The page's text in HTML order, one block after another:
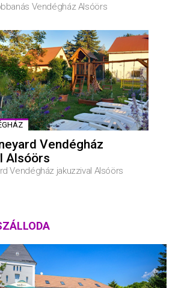
Vendégház Alsóörs
Vendégház
Alsóörs
Vendégház jakuzzival Alsóörs